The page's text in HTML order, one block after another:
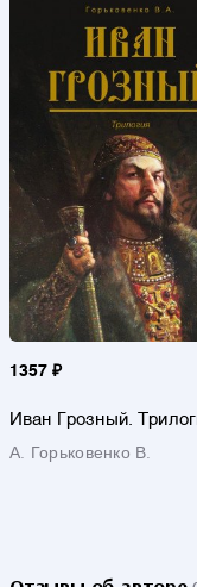
1357 ₽
Иван Грозный.
А. Горьковенко В.